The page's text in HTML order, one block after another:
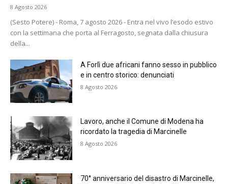
8 Agosto 2026
(Sesto Potere) - Roma, 7 agosto 2026 - Entra nel vivo l’esodo estivo
con la settimana che porta al Ferragosto, segnata dalla chiusura
della...
A Forlì due africani fanno sesso in pubblico
e in centro storico: denunciati
8 Agosto 2026
Lavoro, anche il Comune di Modena ha
ricordato la tragedia di Marcinelle
8 Agosto 2026
70° anniversario del disastro di Marcinelle,